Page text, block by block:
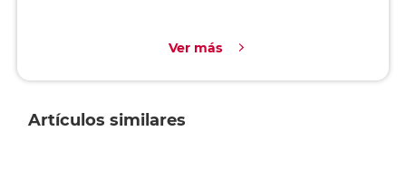
Ver más
Artículos similares